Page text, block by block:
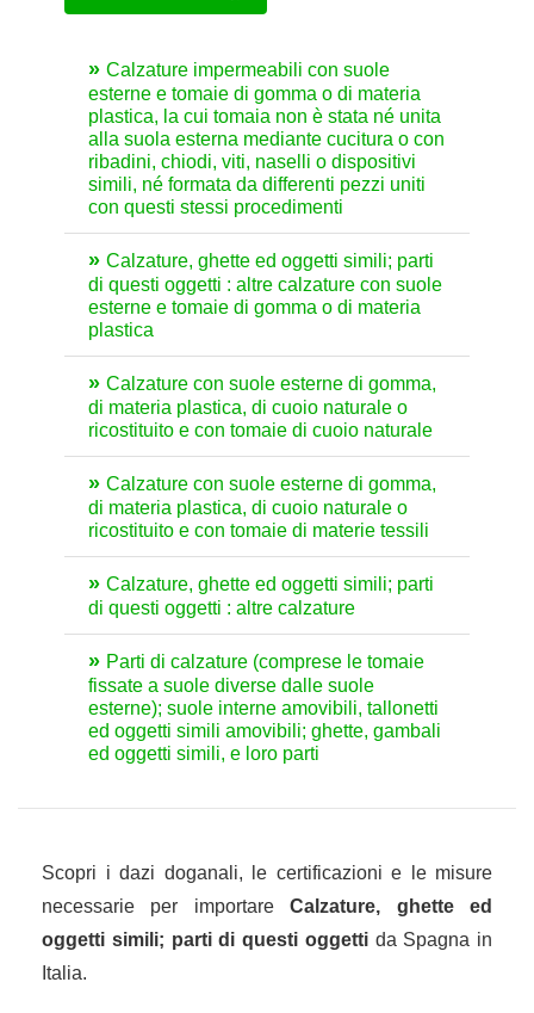
Calzature impermeabili con suole
esterne e tomaie di gomma o di materia
plastica, la cui tomaia non è stata né unita
alla suola esterna mediante cucitura o con
ribadini, chiodi, viti, naselli o dispositivi
simili, né formata da differenti pezzi uniti
con questi stessi procedimenti
Calzature, ghette ed oggetti simili; parti
di questi oggetti : altre calzature con suole
esterne e tomaie di gomma o di materia
plastica
Calzature con suole esterne di gomma,
di materia plastica, di cuoio naturale o
ricostituito e con tomaie di cuoio naturale
Calzature con suole esterne di gomma,
di materia plastica, di cuoio naturale o
ricostituito e con tomaie di materie tessili
Calzature, ghette ed oggetti simili; parti
di questi oggetti : altre calzature
Parti di calzature (comprese le tomaie
fissate a suole diverse dalle suole
esterne); suole interne amovibili, tallonetti
ed oggetti simili amovibili; ghette, gambali
ed oggetti simili, e loro parti
Scopri i dazi doganali, le certificazioni e le misure
necessarie per importareCalzature, ghette ed
oggetti simili; parti di questi oggettida Spagna in
Italia.